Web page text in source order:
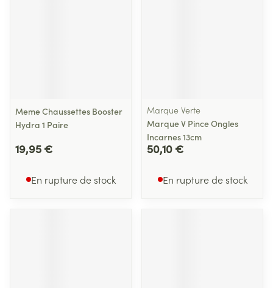
Meme Chaussettes Booster
Hydra 1 Paire
19,95 €
En rupture de stock
Marque Verte
Marque V Pince Ongles
Incarnes 13cm
50,10 €
En rupture de stock